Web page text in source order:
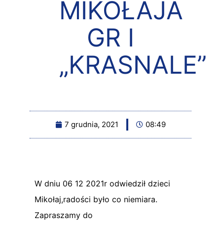
MIKOŁAJA
GR I
„KRASNALE”
7 grudnia, 2021 08:49
W dniu 06 12 2021r odwiedził dzieci
Mikołaj,radości było co niemiara.
Zapraszamy do